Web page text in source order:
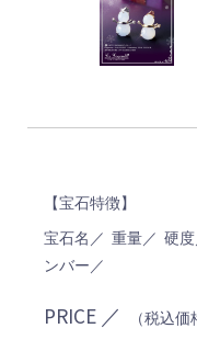
【宝石特徴】
宝石名／ 重量／ 硬
ンバー／
PRICE ／ （税込価